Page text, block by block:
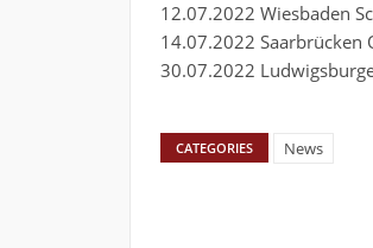
12.07.2022 Wiesbaden
14.07.2022 Saarbrücken
30.07.2022
CATEGORIES News